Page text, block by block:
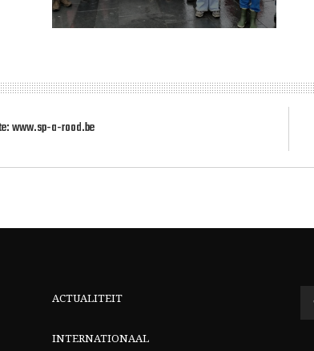
www.sp-a-rood.be
ACTUALITEIT
INTERNATIONAAL